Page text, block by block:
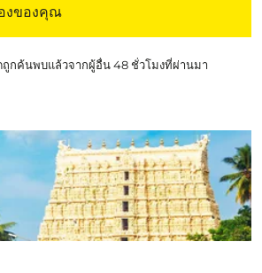
งของคุณ
ถูกค้นพบแล้วจากผู้อื่น 48 ชั่วโมงที่ผ่านมา